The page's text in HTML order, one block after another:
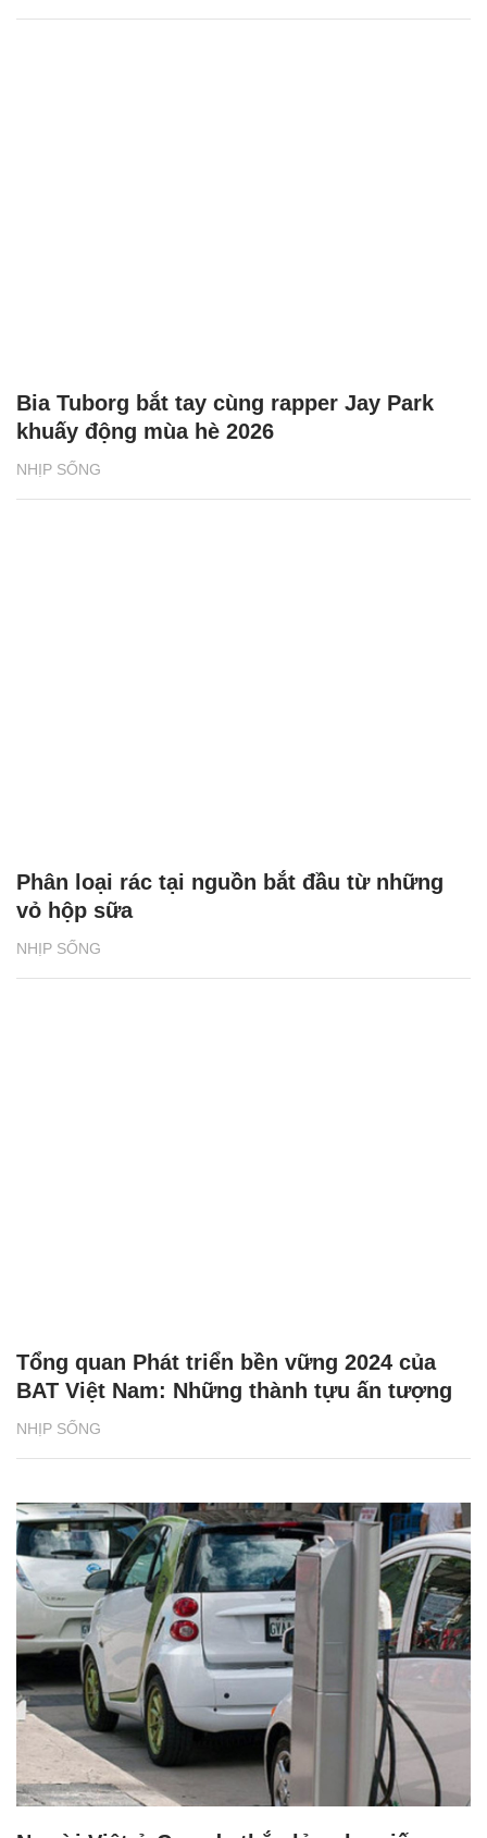
NHỊP SỐNG
Bia Tuborg bắt tay cùng rapper Jay Park
khuấy động mùa hè 2026
NHỊP SỐNG
Phân loại rác tại nguồn bắt đầu từ những
vỏ hộp sữa
NHỊP SỐNG
Tổng quan Phát triển bền vững 2024 của
BAT Việt Nam: Những thành tựu ấn tượng